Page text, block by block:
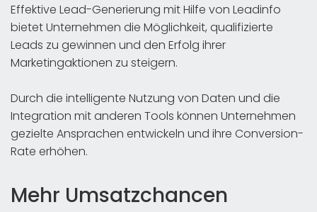
Effektive Lead-Generierung mit Hilfe von Leadinfo
bietet Unternehmen die Möglichkeit, qualifizierte
Leads zu gewinnen und den Erfolg ihrer
Marketingaktionen zu steigern.
Durch die intelligente Nutzung von Daten und die
Integration mit anderen Tools können Unternehmen
gezielte Ansprachen entwickeln und ihre Conversion-
Rate erhöhen.
Mehr Umsatzchancen